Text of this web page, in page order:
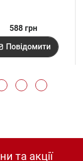
588 грн
Повідомити
та акції